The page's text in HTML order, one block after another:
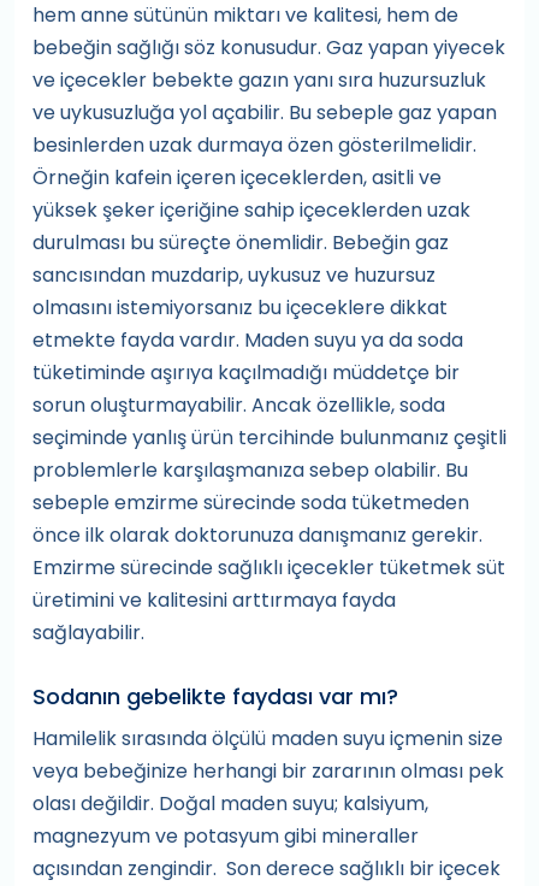
hem anne sütünün miktarı ve kalitesi, hem de
bebeğin sağlığı söz konusudur. Gaz yapan yiyecek
ve içecekler bebekte gazın yanı sıra huzursuzluk
ve uykusuzluğa yol açabilir. Bu sebeple gaz yapan
besinlerden uzak durmaya özen gösterilmelidir.
Örneğin kafein içeren içeceklerden, asitli ve
yüksek şeker içeriğine sahip içeceklerden uzak
durulması bu süreçte önemlidir. Bebeğin gaz
sancısından muzdarip, uykusuz ve huzursuz
olmasını istemiyorsanız bu içeceklere dikkat
etmekte fayda vardır. Maden suyu ya da soda
tüketiminde aşırıya kaçılmadığı müddetçe bir
sorun oluşturmayabilir. Ancak özellikle, soda
seçiminde yanlış ürün tercihinde bulunmanız çeşitli
problemlerle karşılaşmanıza sebep olabilir. Bu
sebeple emzirme sürecinde soda tüketmeden
önce ilk olarak doktorunuza danışmanız gerekir.
Emzirme sürecinde sağlıklı içecekler tüketmek süt
üretimini ve kalitesini arttırmaya fayda
sağlayabilir.
Sodanın gebelikte faydası var mı?
Hamilelik sırasında ölçülü maden suyu içmenin size
veya bebeğinize herhangi bir zararının olması pek
olası değildir. Doğal maden suyu; kalsiyum,
magnezyum ve potasyum gibi mineraller
açısından zengindir. Son derece sağlıklı bir içecek